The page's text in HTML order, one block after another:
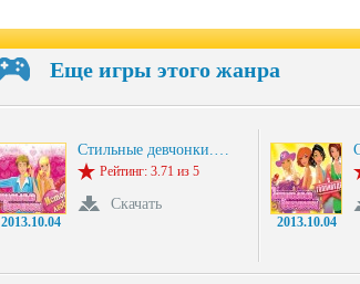
Еще игры этого жанра
2013.10.04
Стильные девчонки.…
Рейтинг: 3.71 из 5
Скачать
2013.10.04